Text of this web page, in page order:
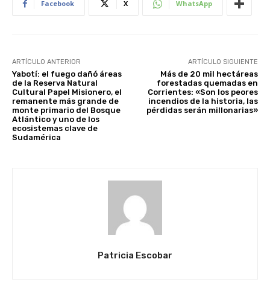
Facebook X WhatsApp
ARTÍCULO ANTERIOR
Yabotí: el fuego dañó áreas
de la Reserva Natural
Cultural Papel Misionero, el
remanente más grande de
monte primario del Bosque
Atlántico y uno de los
ecosistemas clave de
Sudamérica
ARTÍCULO SIGUIENTE
Más de 20 mil hectáreas
forestadas quemadas en
Corrientes: «Son los peores
incendios de la historia, las
pérdidas serán millonarias»
Patricia Escobar